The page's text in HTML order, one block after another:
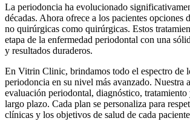
La periodoncia ha evolucionado
décadas. Ahora ofrece a los pacientes opciones
no quirúrgicas como quirúrgicas. Estos
etapa de la enfermedad periodontal con una
y resultados duraderos.
En Vitrin Clinic, brindamos todo el espectro de
periodoncia en su nivel más avanzado. Nuestra
evaluación periodontal, diagnóstico,
largo plazo. Cada plan se personaliza para
clínicas y los objetivos de salud de cada